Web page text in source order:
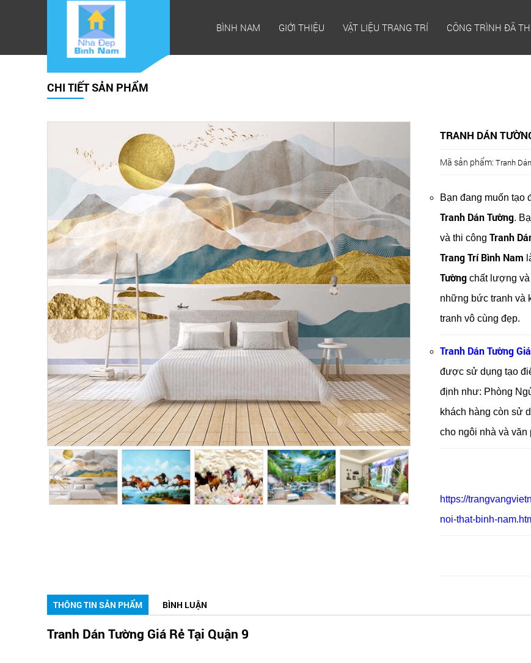
BÌNH NAM GIỚI THIỆU VẬT LIỆU TRANG TRÍ CÔNG TRÌNH ĐÃ
CHI TIẾT SẢN PHẨM
TRANH DÁN
Mã sản phẩm: Tranh
Bạn đang muốn tạo
Tranh Dán Tường.
và thi công Tranh
Trang Trí Bình Nam
Tườngchất lượng và
những bức tranh và
tranh vô cùng đẹp.
Tranh Dán Tường
được sử dụng tạo
định như: Phòng
khách hàng còn sử
cho ngôi nhà và
https://
noi-that-binh-
THÔNG TIN SẢN PHẨM BÌNH LUẬN
Tranh Dán Tường Giá Rẻ Tại Quận 9